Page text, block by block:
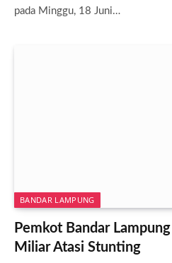
pada Minggu, 18 Juni…
BANDAR LAMPUNG
Pemkot Bandar
Miliar Atasi Stunting